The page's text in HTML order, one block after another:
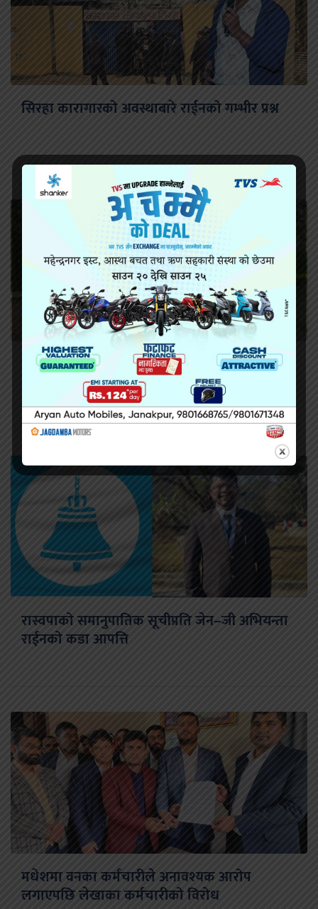
सिरहा कारागारको अवस्थाबारे राईनको गम्भीर प्रश्न
सिराहामा गोली प्रहार गरी हत्या
रास्वपाको समानुपातिक सूचीप्रति जेन–जी अभियन्ता
राईनको कडा आपत्ति
मधेशमा वनका कर्मचारीले अनावश्यक आरोप
लगाएपछि लेखाका कर्मचारीको विरोध